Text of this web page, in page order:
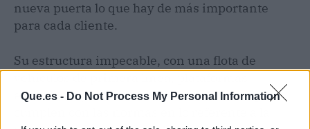
Que.es - Do Not Process My Personal Information
nueva puerta lo que hay de más importante
para cada cliente.
Su estructura impecable, con una flota de
elevadoras y toda una serie de servicios que